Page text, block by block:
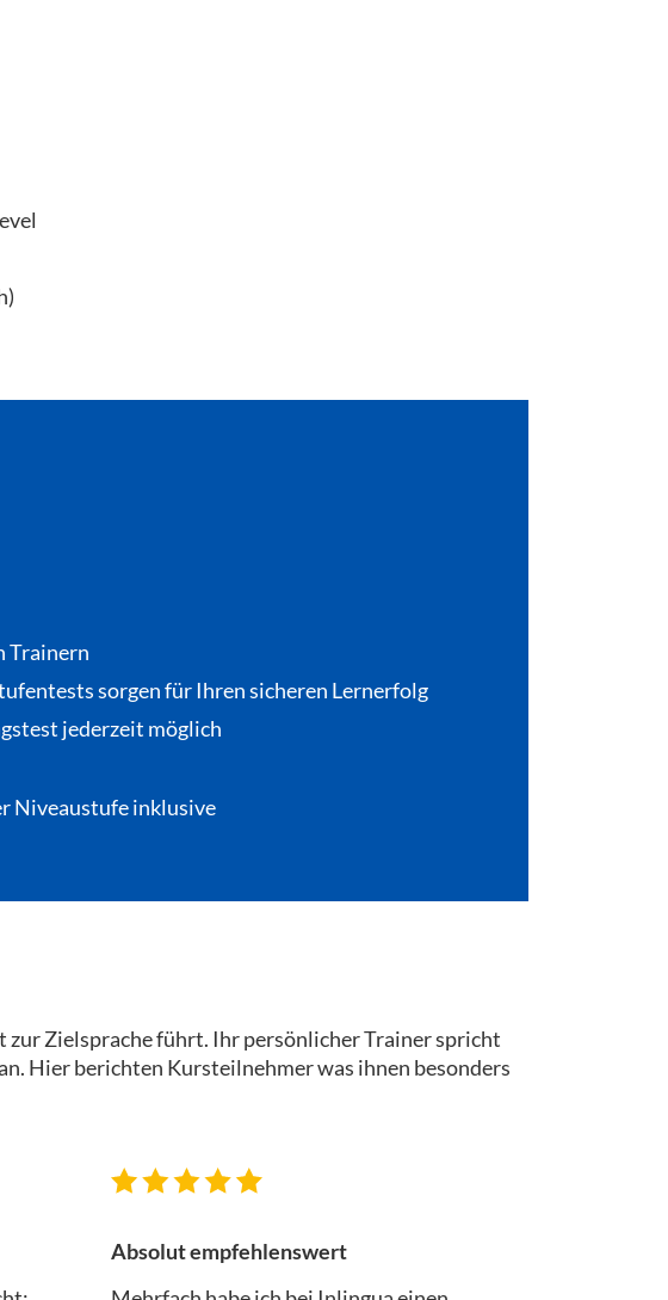
Trainern
sorgen für Ihren sicheren Lernerfolg
jederzeit möglich
Niveaustufe inklusive
Zielsprache führt. Ihr persönlicher Trainer spricht
Hier berichten Kursteilnehmer was ihnen besonders
Absolut empfehlenswert